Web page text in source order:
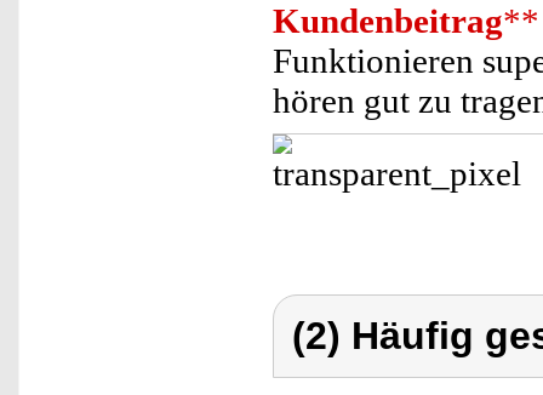
Kundenbeitrag**
Funktionieren
hören gut zu
(2) Häufig